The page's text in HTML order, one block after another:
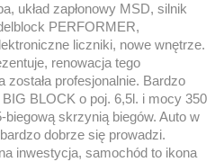
układ zapłonowy MSD, silnik
PERFORMER,
liczniki, nowe wnętrze.
renowacja tego
profesjonalnie. Bardzo
BLOCK o poj. 6,5l. i mocy 350
biegową skrzynią biegów. Auto w
dobrze się prowadzi.
inwestycja, samochód to ikona